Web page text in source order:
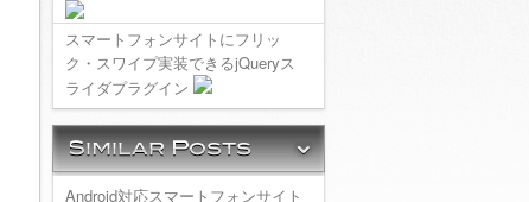
スマートフォンサイトにフリッ
ク・スワイプ実装できるjQueryス
ライダプラグイン
Android対応スマートフォンサイト